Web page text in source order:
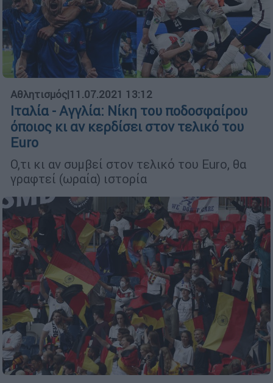
Αθλητισμός|11.07.2021 13:12
Ιταλία - Αγγλία: Νίκη του ποδοσφαίρου
όποιος κι αν κερδίσει στον τελικό του
Euro
Ο,τι κι αν συμβεί στον τελικό του Euro, θα
γραφτεί (ωραία) ιστορία